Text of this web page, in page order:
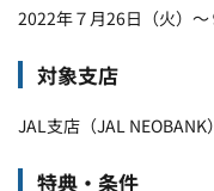
2022年７月26日（火）～
対象支店
JAL支店（JAL NEOBANK）
特典・条件